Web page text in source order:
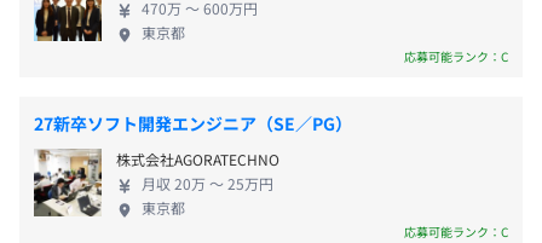
・超過勤務手当を1分単位で全額支給
・通勤手当（上限月額15万円迄 ※社内規定あり）
・賞与年2回（6月・12月）
※入社2年目より評価業績連動賞与の支給あり
・テクニカルスキル
クレーム応対研修 ／ 数値管理研修 ／ 感情マネジメント
ティーチング/コーチング研修 ／ タイムマネジメント研
修
各PCスキル研修 ／ 労務管理研修 ／ ハラスメント研修
ラインケア/セルフケア研修 ／ など
荷を軽減する仕組みを業界に先駆けて研究・開発す
るなど、新たな取り組みを次々とおこなっています。
社となり同社グループに入ることになりました。今
後はセコムグループの強固な顧客基盤、セキュリテ
ィサービスのノウハウ、国内最大級のデータセンタ
ー、AI・IoT を活用した新サービスの開発力等の強み
を生かし、TMJ がこれまで培ってきた顧客対応力、
470万 〜 600万円
東京都
応募可能ランク：C
27新卒ソフト開発エンジニア（SE／PG）
株式会社AGORATECHNO
月収 20万 〜 25万円
東京都
応募可能ランク：C